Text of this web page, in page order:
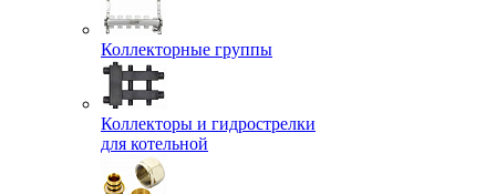
Коллекторные группы
Коллекторы и гидрострелки
для котельной